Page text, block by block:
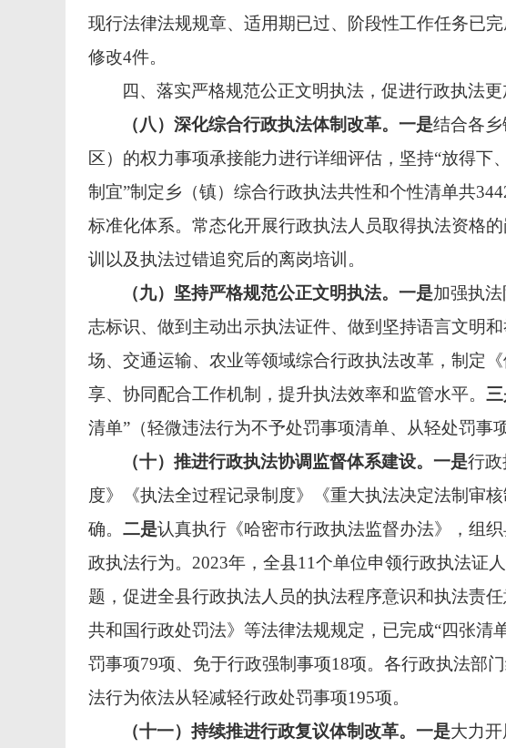
现行法律法规规章、适用期已过、阶段性工作任务已
修改4件。
四、落实严格规范公正文明执法，促进行政执法
（八）深化综合行政执法体制改革。一是结合各
区）的权力事项承接能力进行详细评估，坚持“放得下、
制宜”制定乡（镇）综合行政执法共性和个性清单共
标准化体系。常态化开展行政执法人员取得执法资格
训以及执法过错追究后的离岗培训。
（九）坚持严格规范公正文明执法。一是加强执
志标识、做到主动出示执法证件、做到坚持语言文明
场、交通运输、农业等领域综合行政执法改革，制定
享、协同配合工作机制，提升执法效率和监管水平。
清单”（轻微违法行为不予处罚事项清单、从轻处罚事
（十）推进行政执法协调监督体系建设。一是行
度》《执法全过程记录制度》《重大执法决定法制审
确。 二是认真执行《哈密市行政执法监督办法》，组
政执法行为。2023年，全县11个单位申领行政执法证人
题，促进全县行政执法人员的执法程序意识和执法责
共和国行政处罚法》等法律法规规定，已完成“四张清
罚事项79项、免于行政强制事项18项。各行政执法部
法行为依法从轻减轻行政处罚事项195项。
（十一）持续推进行政复议体制改革。一是大力